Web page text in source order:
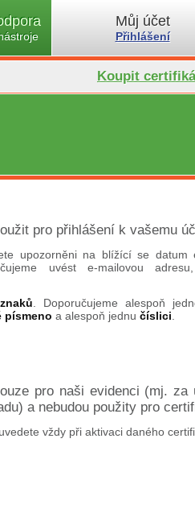
Můj účet
Přihlášení
Koupit
pro přihlášení k vašemu
upozorněni na blížící se datum
uvést e-mailovou
. Doporučujeme alespoň
písmeno a alespoň jednu číslici
pro naši evidenci (mj. za
a nebudou použity pro
vždy při aktivaci daného